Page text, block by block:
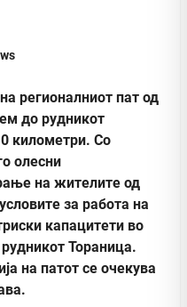
регионалниот пат од
до рудникот
километри. Со
олесни
на жителите од
за работа на
капацитети во
Тораница.
на патот се очекува